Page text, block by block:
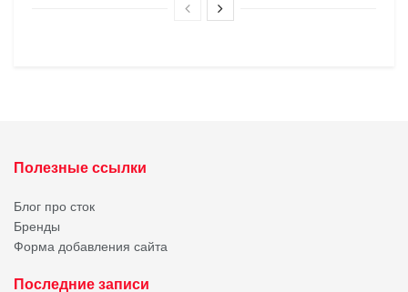
Полезные ссылки
Блог про сток
Бренды
Форма добавления сайта
Последние записи